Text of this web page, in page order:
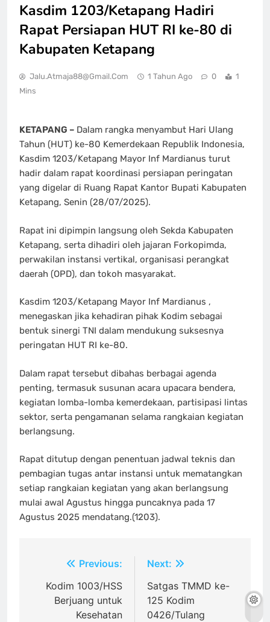
Kasdim 1203/Ketapang Hadiri
Rapat Persiapan HUT RI ke-80 di
Kabupaten Ketapang
Jalu.atmaja88@gmail.com 1 Tahun Ago 0
1
Mins
KETAPANG – Dalam rangka menyambut Hari Ulang
Tahun (HUT) ke-80 Kemerdekaan Republik Indonesia,
Kasdim 1203/Ketapang Mayor Inf Mardianus turut
hadir dalam rapat koordinasi persiapan peringatan
yang digelar di Ruang Rapat Kantor Bupati Kabupaten
Ketapang, Senin (28/07/2025).
Rapat ini dipimpin langsung oleh Sekda Kabupaten
Ketapang, serta dihadiri oleh jajaran Forkopimda,
perwakilan instansi vertikal, organisasi perangkat
daerah (OPD), dan tokoh masyarakat.
Kasdim 1203/Ketapang Mayor Inf Mardianus ,
menegaskan jika kehadiran pihak Kodim sebagai
bentuk sinergi TNI dalam mendukung suksesnya
peringatan HUT RI ke-80.
Dalam rapat tersebut dibahas berbagai agenda
penting, termasuk susunan acara upacara bendera,
kegiatan lomba-lomba kemerdekaan, partisipasi lintas
sektor, serta pengamanan selama rangkaian kegiatan
berlangsung.
Rapat ditutup dengan penentuan jadwal teknis dan
pembagian tugas antar instansi untuk mematangkan
setiap rangkaian kegiatan yang akan berlangsung
mulai awal Agustus hingga puncaknya pada 17
Agustus 2025 mendatang.(1203).
Navigasi
pos
Previous:
Kodim 1003/HSS
Berjuang untuk
Kesehatan
Next:
Satgas TMMD ke-
125 Kodim
0426/Tulang